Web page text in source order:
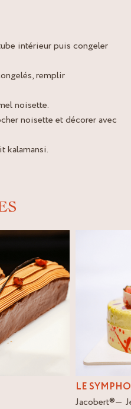
intérieur puis congeler
remplir
noisette.
noisette et décorer avec
kalamansi.
LE
Jacobert®